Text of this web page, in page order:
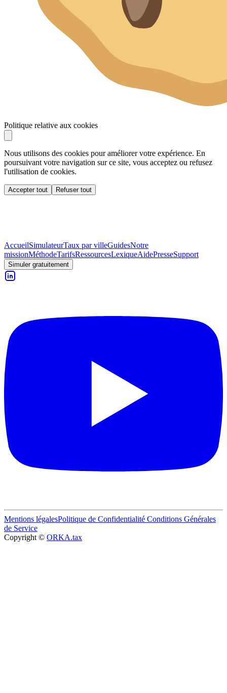
Politique relative aux cookies
Nous utilisons des cookies pour améliorer votre expérience. En
poursuivant votre navigation sur ce site, vous acceptez ou refusez
l'utilisation de cookies.
Accepter tout Refuser tout
AccueilSimulateurTaux par villeGuidesNotre
missionMéthodeTarifsRessourcesLexiqueAidePresseSupport
Simuler gratuitement
Mentions légalesPolitique de Confidentialité Conditions Générales
de Service
Copyright © ORKA.tax